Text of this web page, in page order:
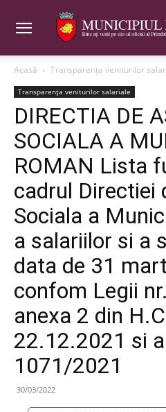
Acasă Transparența veniturilor
Transparența veniturilor salariale
DIRECTIA DE
SOCIALA A
ROMAN Lista
cadrul Directiei
Sociala a
a salariilor si a
data de 31
confom Legii
anexa 2 din
22.12.2021 si
1071/2021
30/03/2022